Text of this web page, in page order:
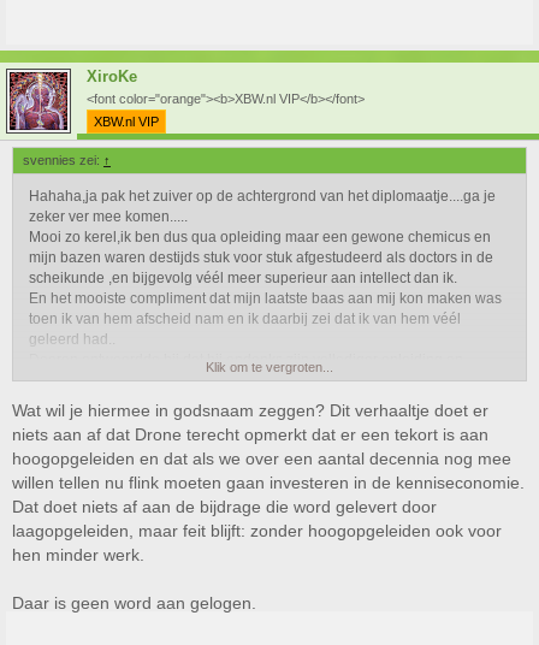
XiroKe
<font color="orange"><b>XBW.nl VIP</b></font>
XBW.nl VIP
svennies zei: ↑
Hahaha,ja pak het zuiver op de achtergrond van het diplomaatje....ga je
zeker ver mee komen.....
Mooi zo kerel,ik ben dus qua opleiding maar een gewone chemicus en
mijn bazen waren destijds stuk voor stuk afgestudeerd als doctors in de
scheikunde ,en bijgevolg véél meer superieur aan intellect dan ik.
En het mooiste compliment dat mijn laatste baas aan mij kon maken was
toen ik van hem afscheid nam en ik daarbij zei dat ik van hem véél
geleerd had..
Daarop antwoordde hij dat hij ondanks zijn vollediger opleiding en
intellect hij wat hem betrof hij nog véél meer geleerd had en dat hij altijd
rekening hield met mijn opmerkingen en ideeén en ze zorgvuldig afwoog
en dit omdat ik één groot voordeel had ten opzichte van hem....ervaring..
mijn vriend.
Klik om te vergroten...
Wat wil je hiermee in godsnaam zeggen? Dit verhaaltje doet er
niets aan af dat Drone terecht opmerkt dat er een tekort is aan
hoogopgeleiden en dat als we over een aantal decennia nog mee
willen tellen nu flink moeten gaan investeren in de kenniseconomie.
Dat doet niets af aan de bijdrage die word gelevert door
laagopgeleiden, maar feit blijft: zonder hoogopgeleiden ook voor
hen minder werk.
Daar is geen word aan gelogen.